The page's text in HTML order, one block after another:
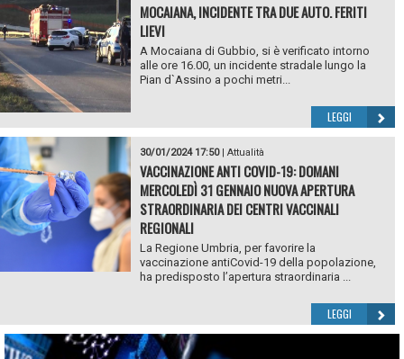
MOCAIANA, INCIDENTE TRA DUE AUTO. FERITI
LIEVI
A Mocaiana di Gubbio, si è verificato intorno
alle ore 16.00, un incidente stradale lungo la
Pian d`Assino a pochi metri...
LEGGI
30/01/2024 17:50| Attualità
VACCINAZIONE ANTI COVID-19: DOMANI
MERCOLEDÌ 31 GENNAIO NUOVA APERTURA
STRAORDINARIA DEI CENTRI VACCINALI
REGIONALI
La Regione Umbria, per favorire la
vaccinazione antiCovid-19 della popolazione,
ha predisposto l’apertura straordinaria ...
LEGGI